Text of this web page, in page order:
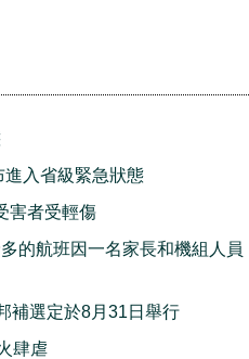
入省級緊急狀態
害者受輕傷
的航班因一名家長和機組人員
補選定於8月31日舉行
肆虐